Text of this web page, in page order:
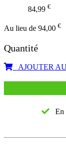
84,99 €
Au lieu de 94,00 €
Quantité
AJOUTER
En